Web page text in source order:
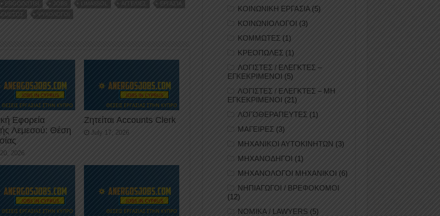
ERGODOTISI JOBS LIMASSOL ΑΓΓΕΛΊΕΣ
ΕΡΓΑΣΊΑ
ΛΕΜΕΣΌΣ ΨΥΧΟΛΌΓΟΙ
Εφορεία
Λεμεσού: Θέση
2026
Ζητείται Accounts Clerk
July 17, 2026
ΚΟΙΝΩΝΙΚΗ ΕΡΓΑΣΙΑ(5)
ΚΟΙΝΩΝΙΟΛΟΓΟΙ (3)
ΚΟΜΜΩΤΕΣ (1)
ΚΡΕΟΠΩΛΕΣ (1)
ΛΟΓΙΣΤΕΣ / ΕΛΕΓΚΤΕΣ –
ΕΓΚΕΚΡΙΜΕΝΟΙ (5)
ΛΟΓΙΣΤΕΣ / ΕΛΕΓΚΤΕΣ – ΜΗ
ΕΓΚΕΚΡΙΜΕΝΟΙ (21)
ΛΟΓΟΘΕΡΑΠΕΥΤΕΣ (1)
ΜΑΓΕΙΡΕΣ (3)
ΜΗΧΑΝΙΚΟΙ ΑΥΤΟΚΙΝΗΤΩΝ (3)
ΜΗΧΑΝΟΔΗΓΟΙ (1)
ΜΗΧΑΝΟΛΟΓΟΙ ΜΗΧΑΝΙΚΟΙ (6)
ΝΗΠΙΑΓΩΓΟΙ / ΒΡΕΦΟΚΟΜΟΙ
(12)
ΝΟΜΙΚΑ / LAWYERS (5)